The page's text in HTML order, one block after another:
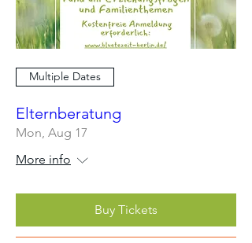
Multiple Dates
Elternberatung
Mon, Aug 17
More info
Buy Tickets